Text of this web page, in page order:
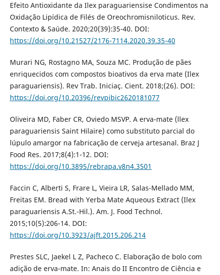
Efeito Antioxidante da Ilex paraguariensise Condimentos na
Oxidação Lipídica de Filés de Oreochromisniloticus. Rev.
Contexto & Saúde. 2020;20(39):35-40. DOI:
https://doi.org/10.21527/2176-7114.2020.39.35-40
Murari NG, Rostagno MA, Souza MC. Produção de pães
enriquecidos com compostos bioativos da erva mate (Ilex
paraguariensis). Rev Trab. Iniciaç. Cient. 2018;(26). DOI:
https://doi.org/10.20396/revpibic2620181077
Oliveira MD, Faber CR, Oviedo MSVP. A erva-mate (llex
paraguariensis Saint Hilaire) como substituto parcial do
lúpulo amargor na fabricação de cerveja artesanal. Braz J
Food Res. 2017;8(4):1-12. DOI:
https://doi.org/10.3895/rebrapa.v8n4.3501
Faccin C, Alberti S, Frare L, Vieira LR, Salas-Mellado MM,
Freitas EM. Bread with Yerba Mate Aqueous Extract (Ilex
paraguariensis A.St.-Hil.). Am. J. Food Technol.
2015;10(5):206-14. DOI:
https://doi.org/10.3923/ajft.2015.206.214
Prestes SLC, Jaekel L Z, Pacheco C. Elaboração de bolo com
adição de erva-mate. In: Anais do II Encontro de Ciência e